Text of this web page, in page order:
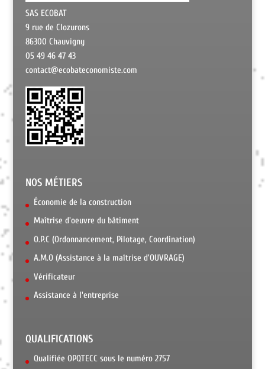
SAS ECOBAT
9 rue de Clozurons
86300 Chauvigny
05 49 46 47 43
contact@ecobateconomiste.com
NOS MÉTIERS
Économie de la construction
Maîtrise d'oeuvre du bâtiment
O.P.C (Ordonnancement, Pilotage, Coordination)
A.M.O (Assistance à la maîtrise d’OUVRAGE)
Vérificateur
Assistance à l'entreprise
QUALIFICATIONS
Qualifiée OPQTECC sous le numéro 2757